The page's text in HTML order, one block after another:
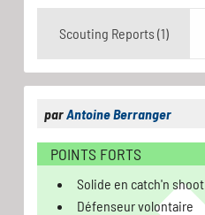
Scouting Reports (1)
parAntoine Berranger
POINTS FORTS
Solide en catch'n shoot
Défenseur volontaire